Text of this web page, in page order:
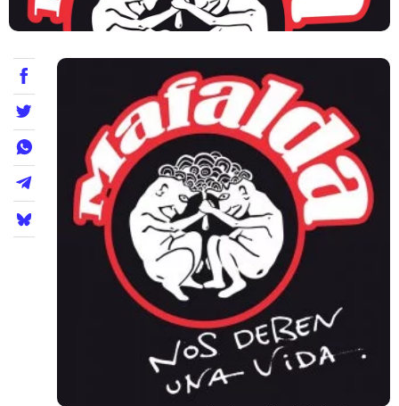
Opinió
Llibres
La Llista
Llocs